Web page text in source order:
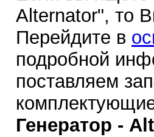
Alternator", то
Перейдите в
подробной
поставляем
Генератор -